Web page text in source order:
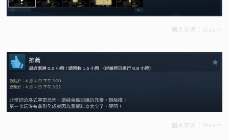
圖片來源：Steam
圖片來源：Steam